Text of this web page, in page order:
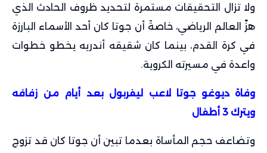
ولا تزال التحقيقات مستمرة لتحديد ظروف الحادث الذي
هزّ العالم الرياضي، خاصةً أن جوتا كان أحد الأسماء البارزة
في كرة القدم، بينما كان شقيقه أندريه يخطو خطوات
واعدة في مسيرته الكروية.
وفاة ديوغو جوتا لاعب ليفربول بعد أيام من زفافه
ويترك 3 أطفال
وتضاعف حجم المأساة بعدما تبين أن جوتا كان قد تزوج